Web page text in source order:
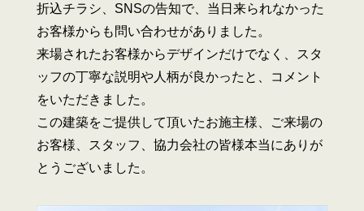
折込チラシ、SNSの告知で、当日来られなかった
お客様からも問い合わせがありました。
来場されたお客様からデザインだけでなく、スタ
ッフの丁寧な説明や人柄が良かったと、コメント
をいただきました。
この建築をご提供して頂いたお施主様、ご来場の
お客様、スタッフ、協力会社の皆様本当にありが
とうございました。